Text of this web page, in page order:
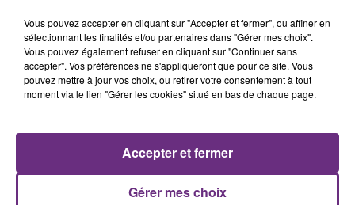
The Time Of My Life Let Me Love You
8h37
8h37
Vous pouvez accepter en cliquant sur "Accepter et fermer", ou affiner en
sélectionnant les finalités et/ou partenaires dans "Gérer mes choix".
Vous pouvez également refuser en cliquant sur "Continuer sans
accepter". Vos préférences ne s'appliqueront que pour ce site. Vous
pouvez mettre à jour vos choix, ou retirer votre consentement à tout
moment via le lien "Gérer les cookies" situé en bas de chaque page.
Gérer mes choix
Accepter et fermer